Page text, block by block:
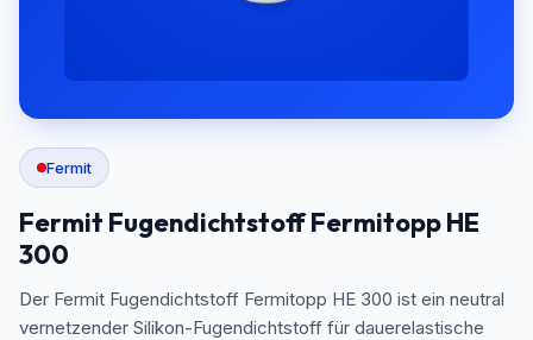
Fermit
Fermit Fugendichtstoff Fermitopp HE
300
Der Fermit Fugendichtstoff Fermitopp HE 300 ist ein neutral
vernetzender Silikon-Fugendichtstoff für dauerelastische